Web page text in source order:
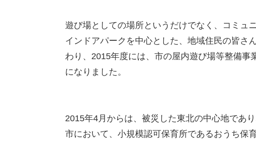
遊び場としての場所というだけでなく、コミュ
インドアパークを中心とした、地域住民の皆さ
わり、2015年度には、市の屋内遊び場等整備事
になりました。
2015年4月からは、被災した東北の中心地であ
市において、小規模認可保育所であるおうち保